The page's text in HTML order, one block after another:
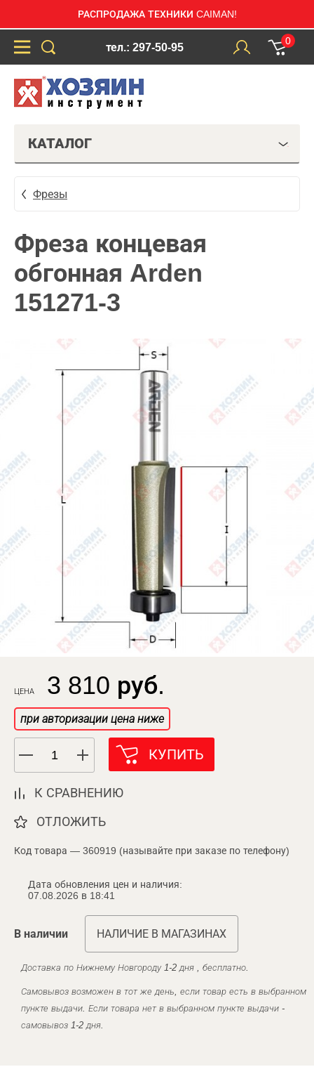
РАСПРОДАЖА ТЕХНИКИ CAIMAN!
тел.: 297-50-95
0
КАТАЛОГ
Фрезы
Фреза концевая
обгонная Arden
151271-3
ЦЕНА 3 810 руб.
при авторизации цена ниже
КУПИТЬ
К СРАВНЕНИЮ
ОТЛОЖИТЬ
Код товара — 360919 (называйте при заказе по телефону)
Дата обновления цен и наличия:
07.08.2026 в 18:41
В наличии НАЛИЧИЕ В МАГАЗИНАХ
Доставка по Нижнему Новгороду 1-2 дня , бесплатно.
Самовывоз возможен в тот же день, если товар есть в выбранном
пункте выдачи. Если товара нет в выбранном пункте выдачи -
самовывоз 1-2 дня.